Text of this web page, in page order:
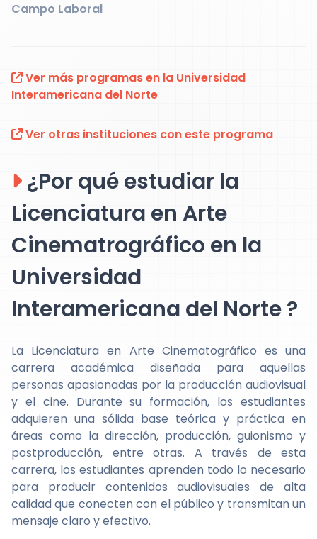
Campo Laboral
Ver más programas en la Universidad
Interamericana del Norte
Ver otras instituciones con este programa
¿Por qué estudiar la
Licenciatura en Arte
Cinematrográfico en la
Universidad
Interamericana del Norte ?
La Licenciatura en Arte Cinematográfico es una
carrera académica diseñada para aquellas
personas apasionadas por la producción audiovisual
y el cine. Durante su formación, los estudiantes
adquieren una sólida base teórica y práctica en
áreas como la dirección, producción, guionismo y
postproducción, entre otras. A través de esta
carrera, los estudiantes aprenden todo lo necesario
para producir contenidos audiovisuales de alta
calidad que conecten con el público y transmitan un
mensaje claro y efectivo.